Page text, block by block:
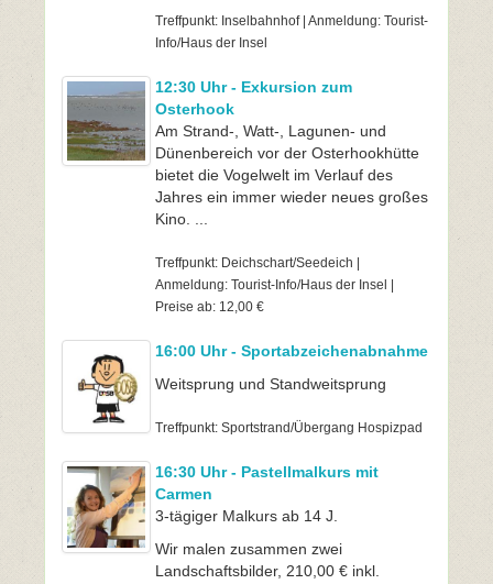
Treffpunkt: Inselbahnhof | Anmeldung: Tourist-
Info/Haus der Insel
12:30 Uhr - Exkursion zum
Osterhook
Am Strand-, Watt-, Lagunen- und
Dünenbereich vor der Osterhookhütte
bietet die Vogelwelt im Verlauf des
Jahres ein immer wieder neues großes
Kino. ...
Treffpunkt: Deichschart/Seedeich |
Anmeldung: Tourist-Info/Haus der Insel |
Preise ab: 12,00 €
16:00 Uhr - Sportabzeichenabnahme
Weitsprung und Standweitsprung
Treffpunkt: Sportstrand/Übergang Hospizpad
16:30 Uhr - Pastellmalkurs mit
Carmen
3-tägiger Malkurs ab 14 J.
Wir malen zusammen zwei
Landschaftsbilder, 210,00 € inkl.